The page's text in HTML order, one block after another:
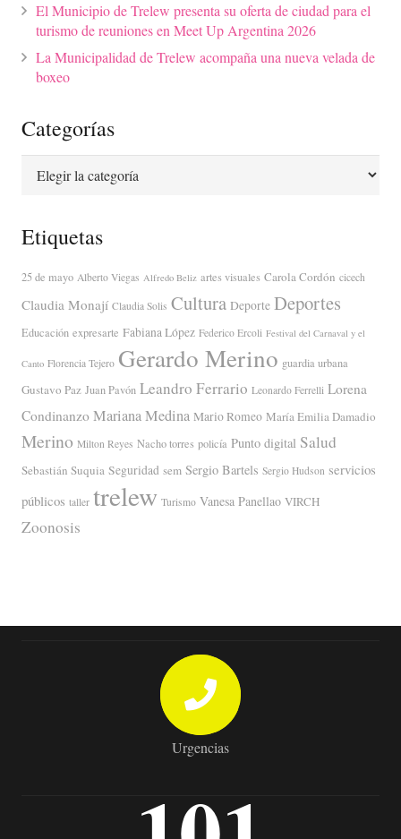
El Municipio de Trelew presenta su oferta de ciudad para el
turismo de reuniones en Meet Up Argentina 2026
La Municipalidad de Trelew acompaña una nueva velada de
boxeo
Categorías
Categorías
Etiquetas
25 de mayo Alberto Viegas Alfredo Beliz artes visuales Carola Cordón cicech
Claudia Monají Claudia Solis Cultura Deporte Deportes
Educación expresarte Fabiana López Federico Ercoli Festival del Carnaval y el
Canto Florencia Tejero Gerardo Merino guardia urbana
Gustavo Paz Juan Pavón Leandro Ferrario Leonardo Ferrelli Lorena
Condinanzo Mariana Medina Mario Romeo María Emilia Damadio
Merino Milton Reyes Nacho torres policía Punto digital Salud
Sebastián Suquia Seguridad sem Sergio Bartels Sergio Hudson servicios
públicos taller trelew Turismo Vanesa Panellao VIRCH
Zoonosis
Urgencias